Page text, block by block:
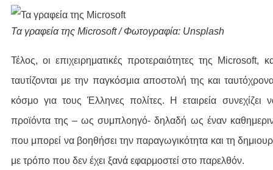
Τα γραφεία της Microsoft / Φωτογραφία: Unsplash
Τέλος, οι επιχειρηματικές προτεραιότητες της Microsoft,
ταυτίζονται με την παγκόσμια αποστολή της και
κόσμο για τους Έλληνες πολίτες. Η εταιρεία συνεχίζει
προϊόντα της – ως συμπλοηγό- δηλαδή ως έναν
που μπορεί να βοηθήσει την παραγωγικότητα και τη
με τρόπο που δεν έχει ξανά εφαρμοστεί στο παρελθόν.